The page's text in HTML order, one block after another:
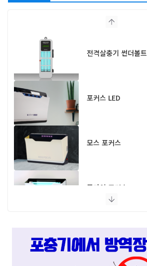
전격살충기 썬더볼트
포커스 LED
모스 포커스
플라이 포커스